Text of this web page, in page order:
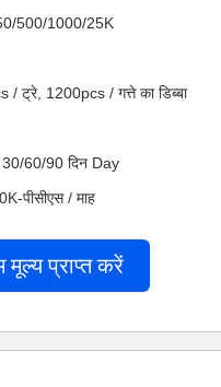
500/1000/25K
/ ट्रे, 1200pcs / गत्ते का डिब्बा
30/60/90 दिन Day
पीसीएस / माह
मूल्य प्राप्त करें